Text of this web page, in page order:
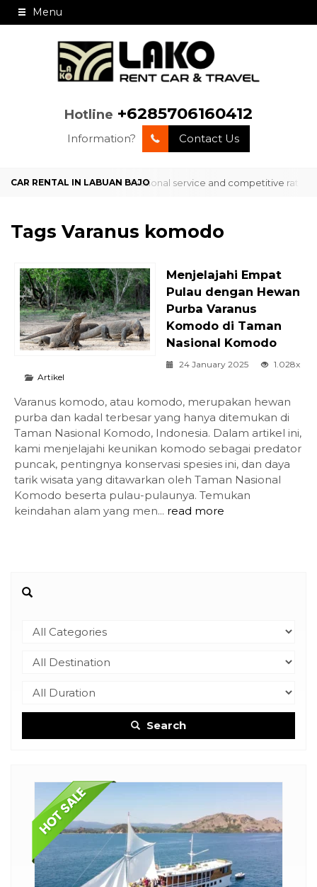
Menu
Hotline +6285706160412
Information? Contact Us
in Labuan Bajo with professional service and competitive rates?
Tags Varanus komodo
Menjelajahi Empat
Pulau dengan Hewan
Purba Varanus
Komodo di Taman
Nasional Komodo
24 January 2025
1.028x
Artikel
Varanus komodo, atau komodo, merupakan hewan
purba dan kadal terbesar yang hanya ditemukan di
Taman Nasional Komodo, Indonesia. Dalam artikel ini,
kami menjelajahi keunikan komodo sebagai predator
puncak, pentingnya konservasi spesies ini, dan daya
tarik wisata yang ditawarkan oleh Taman Nasional
Komodo beserta pulau-pulaunya. Temukan
keindahan alam yang men... read more
Search